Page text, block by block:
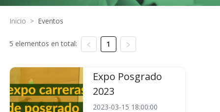
Inicio > Eventos
5 elementos en total: 1
Expo Posgrado
2023
2023-03-15 18:00:00